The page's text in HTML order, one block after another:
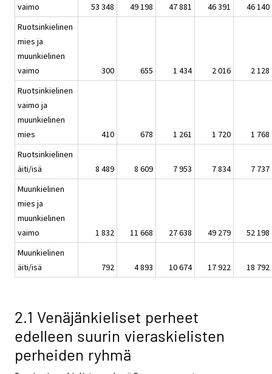
vaimo
53 348 49 198 47 881 46 391
46 140
Ruotsinkielinen
mies ja
muunkielinen
vaimo
300 655 1 434 2 016
2 128
Ruotsinkielinen
vaimo ja
muunkielinen
mies
410 678 1 261 1 720
1 768
Ruotsinkielinen
äiti/isä
8 489 8 609 7 953 7 834
7 737
Muunkielinen
mies ja
muunkielinen
vaimo
1 832 11 668 27 638 49 279
52 198
Muunkielinen
äiti/isä
792 4 893 10 674 17 922 18 792
2.1 Venäjänkieliset perheet
edelleen suurin vieraskielisten
perheiden ryhmä